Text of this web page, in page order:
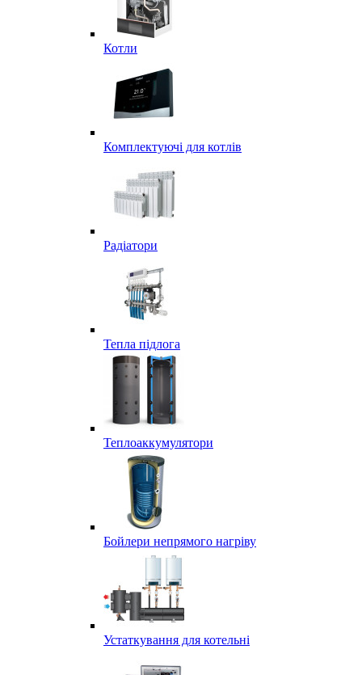
Котли
Комплектуючі для котлів
Радіатори
Тепла підлога
Теплоаккумулятори
Бойлери непрямого нагріву
Устаткування для котельні